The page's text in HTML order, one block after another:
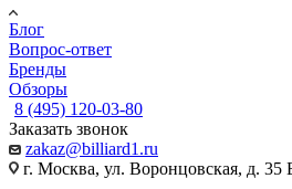
Блог
Вопрос-ответ
Бренды
Обзоры
8 (495) 120-03-80
Заказать звонок
zakaz@billiard1.ru
г. Москва, ул. Воронцовская, д. 35